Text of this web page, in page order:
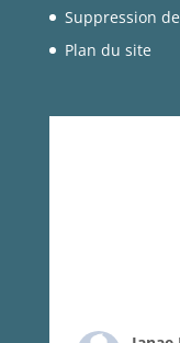
Suppression
Plan du site